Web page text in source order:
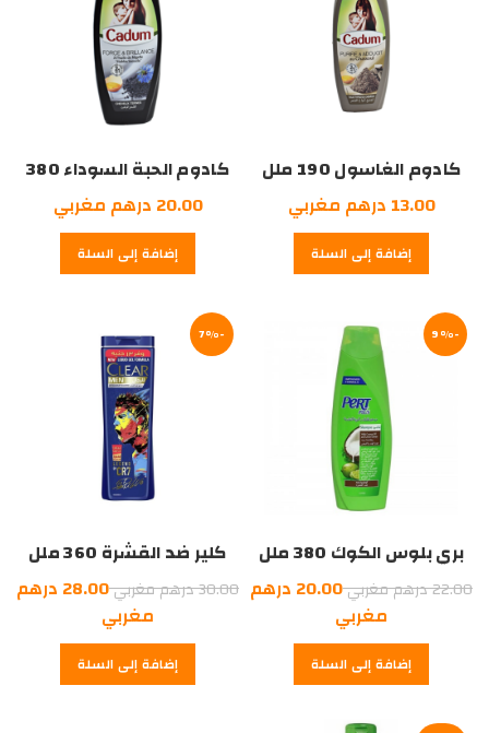
كادوم الغاسول 190 ملل
13.00 درهم مغربي
إضافة إلى السلة
كادوم الحبة السوداء 380
ملل 20.00 درهم مغربي
إضافة إلى السلة
-9%
بري بلوس الكوك 380 ملل
22.00درهم مغربيالسعر
الأصلي
هو:
22.00
20.00 درهم
مغربي
الحالي
هو:
إضافة إلى السلة
-7%
كلير ضد القشرة 360 ملل
30.00درهم مغربيالسعر
الأصلي
هو:
30.00
28.00 درهم
مغربي
الحالي
هو:
إضافة إلى السلة